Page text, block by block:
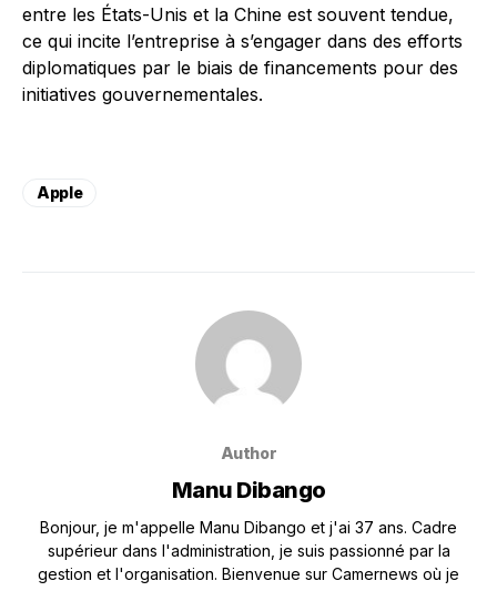
entre les États-Unis et la Chine est souvent tendue,
ce qui incite l’entreprise à s’engager dans des efforts
diplomatiques par le biais de financements pour des
initiatives gouvernementales.
Apple
Author
Manu Dibango
Bonjour, je m'appelle Manu Dibango et j'ai 37 ans. Cadre
supérieur dans l'administration, je suis passionné par la
gestion et l'organisation. Bienvenue sur Camernews où je